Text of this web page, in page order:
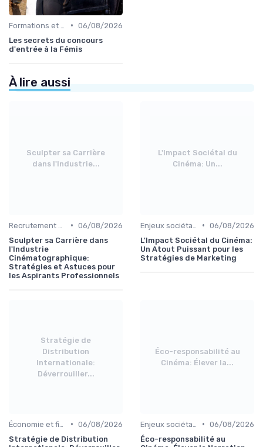
• 06/08/2026
Les secrets du concours
d'entrée à la Fémis
À lire aussi
Sculpter sa Carrière
dans l'Industrie...
• 06/08/2026
Sculpter sa Carrière dans
l'Industrie
Cinématographique:
Stratégies et Astuces pour
les Aspirants Professionnels
L'Impact Sociétal du
Cinéma: Un...
• 06/08/2026
L'Impact Sociétal du Cinéma:
Un Atout Puissant pour les
Stratégies de Marketing
Stratégie de
Distribution
Internationale:
Déverrouiller...
• 06/08/2026
Stratégie de Distribution
Éco-responsabilité au
Cinéma: Élever la...
• 06/08/2026
Éco-responsabilité au